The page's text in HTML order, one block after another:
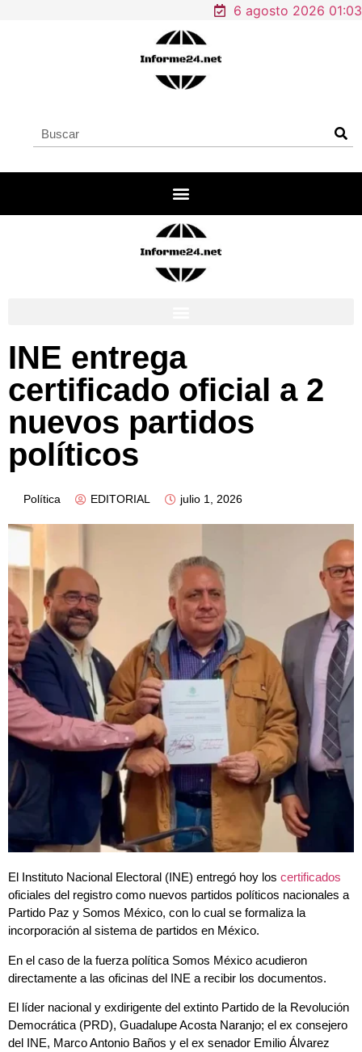
6 agosto 2026 01:03
INE entrega
certificado oficial a 2
nuevos partidos
políticos
Política EDITORIAL julio 1, 2026
El Instituto Nacional Electoral (INE) entregó hoy los certificados
oficiales del registro como nuevos partidos políticos nacionales a
Partido Paz y Somos México, con lo cual se formaliza la
incorporación al sistema de partidos en México.
En el caso de la fuerza política Somos México acudieron
directamente a las oficinas del INE a recibir los documentos.
El líder nacional y exdirigente del extinto Partido de la Revolución
Democrática (PRD), Guadalupe Acosta Naranjo; el ex consejero
del INE, Marco Antonio Baños y el ex senador Emilio Álvarez